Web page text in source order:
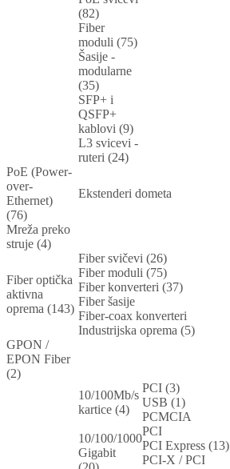
(82)
Fiber
moduli (75)
Šasije -
modularne
(35)
SFP+ i
QSFP+
kablovi (9)
L3 svicevi -
ruteri (24)
PoE (Power-
over-
Ethernet)
(76)
Ekstenderi dometa
Mreža preko
struje (4)
Fiber optička
aktivna
oprema (143)
Fiber svičevi (26)
Fiber moduli (75)
Fiber konverteri (37)
Fiber šasije
Fiber-coax konverteri
Industrijska oprema (5)
GPON /
EPON Fiber
(2)
10/100Mb/s
kartice (4)
PCI (3)
USB (1)
PCMCIA
10/100/1000
Gigabit
PCI
PCI Express (13)
PCI-X / PCI